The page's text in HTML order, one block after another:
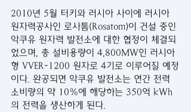
2010년 5월 터키와 러시아 사이에 러시아
원자력공사인 로사톰(Rosatom)이 건설 중인
악쿠유 원자력 발전소에 대한 협정이 체결되
었으며, 총 설비용량이 4,800MW인 러시아
형 VVER-1200 원자로 4기로 이루어질 예정
이다. 완공되면 악쿠유 발전소는 연간 전력
소비량의 약 10%에 해당하는 350억 kWh
의 전력을 생산하게 된다.